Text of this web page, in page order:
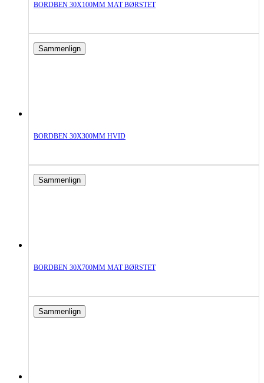
BORDBEN 30X100MM MAT BØRSTET
Sammenlign
BORDBEN 30X300MM HVID
Sammenlign
BORDBEN 30X700MM MAT BØRSTET
Sammenlign